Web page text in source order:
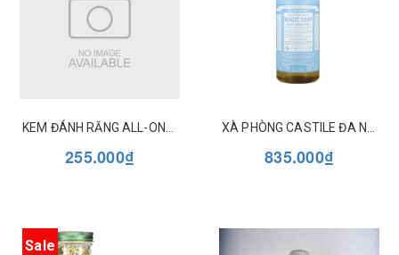
255.000₫ 835.000₫
Sale